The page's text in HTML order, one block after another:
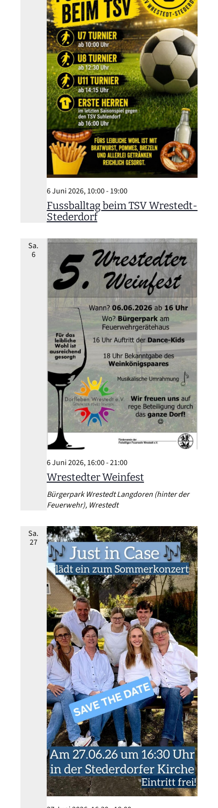
Fussballtag beim TSV Wrestedt-
Stederdorf
6 Juni 2026, 10:00-19:00
Sa.
6
Wrestedter Weinfest
6 Juni 2026, 16:00-21:00
Bürgerpark WrestedtLangdoren (hinter der
Feuerwehr), Wrestedt
Sa.
27